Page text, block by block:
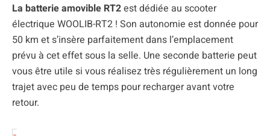
La batterieamovible RT2est dédiée au scooter
électrique WOOLIB-RT2 ! Son autonomie est donnée pour
50 km et s’insère parfaitement dans l’emplacement
prévu à cet effet sous la selle. Une seconde batterie peut
vous être utile si vous réalisez très régulièrement un long
trajet avec peu de temps pour recharger avant votre
retour.
quantité